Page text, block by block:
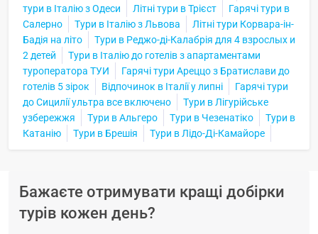
тури в Італію з Одеси
Літні тури в Трієст
Гарячі тури в
Салерно
Тури в Італію з Львова
Літні тури Корвара-ін-
Бадія на літо
Тури в Реджо-ді-Калабрія для 4 взрослых и
2 детей
Тури в Італію до готелів з апартаментами
туроператора ТУИ
Гарячі тури Ареццо з Братислави до
готелів 5 зірок
Відпочинок в Італії у липні
Гарячі тури
до Сицилії ультра все включено
Тури в Лігурійське
узбережжя
Тури в Альгеро Тури в Чезенатіко
Тури в
Катанію
Тури в Брешія Тури в Лідо-Ді-Камайоре
Бажаєте отримувати кращі добірки
турів кожен день?